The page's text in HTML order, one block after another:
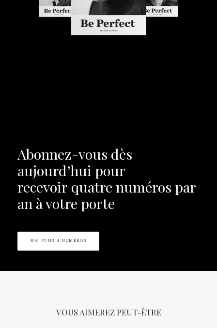
Abonnez-vous dès
aujourd’hui pour
recevoir quatre numéros par
an à votre porte
30€ POUR 4 NUMÉROS
VOUS AIMEREZ PEUT-ÊTRE